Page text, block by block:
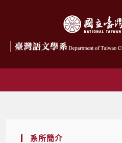
系所簡介